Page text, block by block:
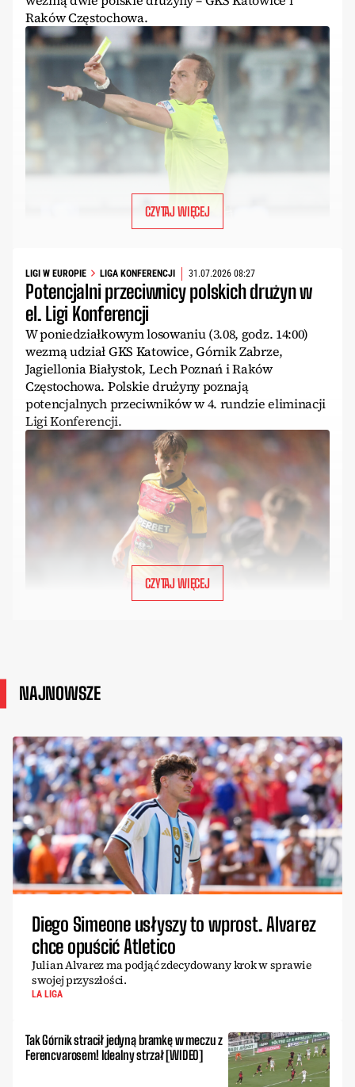
Raków Częstochowa.
CZYTAJ WIĘCEJ
LIGI W EUROPIE LIGA KONFERENCJI 31.07.2026 08:27
Potencjalni przeciwnicy polskich drużyn w
el. Ligi Konferencji
W poniedziałkowym losowaniu (3.08, godz. 14:00)
wezmą udział GKS Katowice, Górnik Zabrze,
Jagiellonia Białystok, Lech Poznań i Raków
Częstochowa. Polskie drużyny poznają
potencjalnych przeciwników w 4. rundzie eliminacji
Ligi Konferencji.
CZYTAJ WIĘCEJ
NAJNOWSZE
Diego Simeone usłyszy to wprost. Alvarez
chce opuścić Atletico
Julian Alvarez ma podjąć zdecydowany krok w sprawie
swojej przyszłości.
LA LIGA
Tak Górnik stracił jedyną bramkę w meczu z
Ferencvarosem! Idealny strzał [WIDEO]